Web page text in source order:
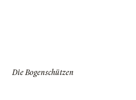
Die Bogenschützen